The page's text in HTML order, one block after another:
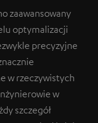
zaawansowany
optymalizacji
precyzyjne
w rzeczywistych
w
szczegół